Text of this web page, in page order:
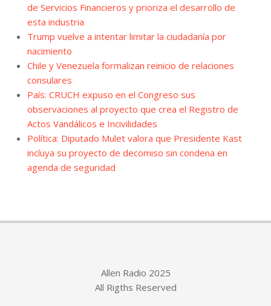
de Servicios Financieros y prioriza el desarrollo de
esta industria
Trump vuelve a intentar limitar la ciudadanía por
nacimiento
Chile y Venezuela formalizan reinicio de relaciones
consulares
País: CRUCH expuso en el Congreso sus
observaciones al proyecto que crea el Registro de
Actos Vandálicos e Incivilidades
Política: Diputado Mulet valora que Presidente Kast
incluya su proyecto de decomiso sin condena en
agenda de seguridad
Allen Radio 2025
All Rigths Reserved